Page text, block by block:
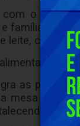
com o
e famílias já
leite,
e
as
mesa das